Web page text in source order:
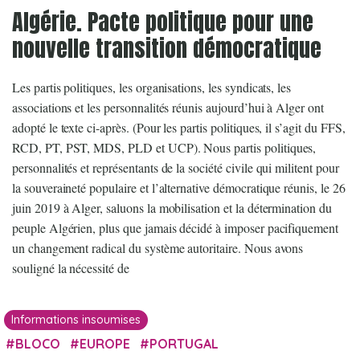
Algérie. Pacte politique pour une
nouvelle transition démocratique
Les partis politiques, les organisations, les syndicats, les
associations et les personnalités réunis aujourd’hui à Alger ont
adopté le texte ci-après. (Pour les partis politiques, il s’agit du FFS,
RCD, PT, PST, MDS, PLD et UCP). Nous partis politiques,
personnalités et représentants de la société civile qui militent pour
la souveraineté populaire et l’alternative démocratique réunis, le 26
juin 2019 à Alger, saluons la mobilisation et la détermination du
peuple Algérien, plus que jamais décidé à imposer pacifiquement
un changement radical du système autoritaire. Nous avons
souligné la nécessité de
Informations insoumises
BLOCO EUROPE PORTUGAL